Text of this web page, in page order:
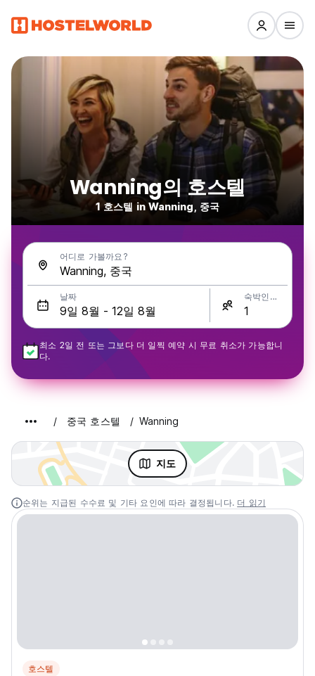
Wanning의 호스텔
1 호스텔 in Wanning, 중국
어디로 가볼까요?
날짜 숙박인원
최소 2일 전 또는 그보다 더 일찍 예약 시 무료 취소가 가능합니
다.
중국 호스텔 Wanning
지도
순위는 지급된 수수료 및 기타 요인에 따라 결정됩니다. 더 읽기
호스텔